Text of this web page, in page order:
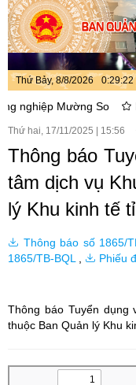
Thứ Bảy, 8/8/2026 0:29:23
Mường So Hội
Thứ hai, 17/11/2025 15:56
Thông báo
tâm dịch vụ
lý Khu kinh tế
Thông báo số 1865/
1865/TB-BQL
Phiếu
Thông báo Tuyển dụng
thuộc Ban Quản lý Khu